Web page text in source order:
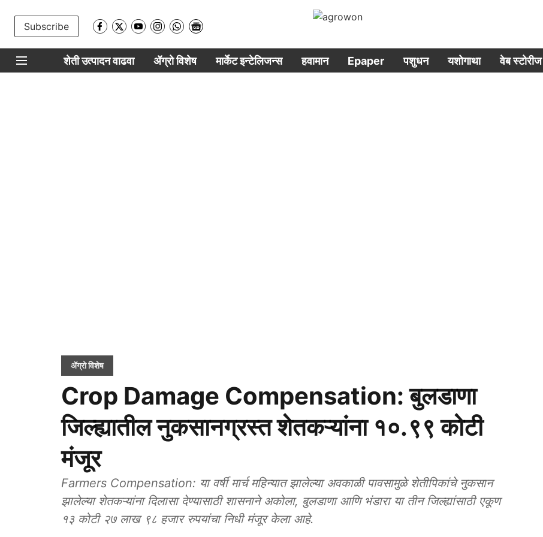
Subscribe
शेती उत्पादन वाढवा ॲग्रो विशेष मार्केट इन्टेलिजन्स हवामान Epaper पशुधन यशोगाथा वेब स्टोरीज
ॲग्रो विशेष
Crop Damage Compensation: बुलडाणा
जिल्ह्यातील नुकसानग्रस्त शेतकऱ्यांना १०.९९ कोटी
मंजूर
Farmers Compensation: या वर्षी मार्च महिन्यात झालेल्या अवकाळी पावसामुळे शेतीपिकांचे नुकसान
झालेल्या शेतकऱ्यांना दिलासा देण्यासाठी शासनाने अकोला, बुलडाणा आणि भंडारा या तीन जिल्ह्यांसाठी एकूण
१३ कोटी २७ लाख ९८ हजार रुपयांचा निधी मंजूर केला आहे.